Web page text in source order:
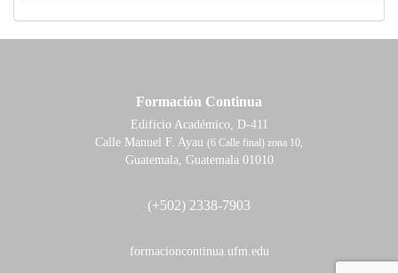
Formación Continua
Edificio Académico, D-411
Calle Manuel F. Ayau (6 Calle final) zona 10,
Guatemala, Guatemala 01010
(+502) 2338-7903
formacioncontinua.ufm.edu